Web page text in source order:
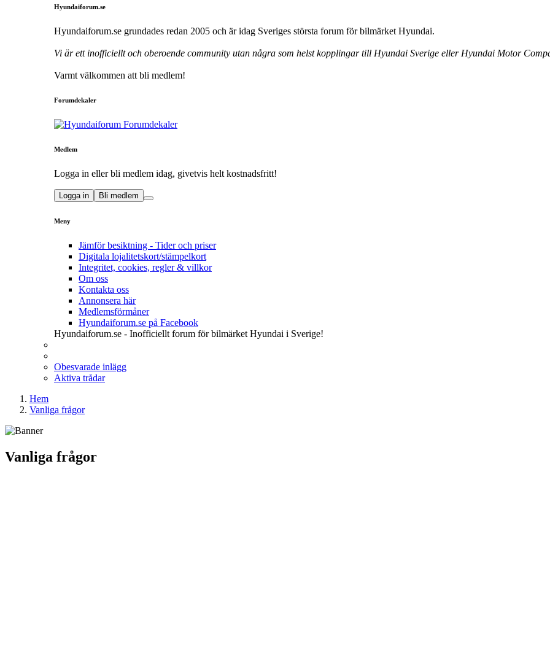
Hyundaiforum.se
Hyundaiforum.se grundades redan 2005 och är idag Sveriges största forum för bilmärket Hyundai.
Vi är ett inofficiellt och oberoende community utan några som helst kopplingar till Hyundai Sverige eller Hyundai Motor
Varmt välkommen att bli medlem!
Forumdekaler
Medlem
Logga in eller bli medlem idag, givetvis helt kostnadsfritt!
Logga in Bli medlem
Meny
Jämför besiktning - Tider och priser
Digitala lojalitetskort/stämpelkort
Integritet, cookies, regler & villkor
Om oss
Kontakta oss
Annonsera här
Medlemsförmåner
Hyundaiforum.se på Facebook
Hyundaiforum.se - Inofficiellt forum för bilmärket Hyundai i Sverige!
Obesvarade inlägg
Aktiva trådar
Hem
Vanliga frågor
Vanliga frågor